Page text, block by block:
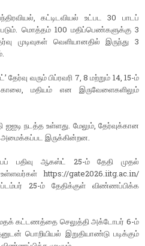
கட்டிடவியல் உட்பட 30 பாடப்
மொத்தம் 100 மதிப்பெண்களுக்கு 3
முடிவுகள் வெளியானதில் இருந்து 3
வரும் பிப்ரவரி 7, 8 மற்றும் 14, 15-ம்
காலை, மதியம் என இருவேளைகளிலும்
ஐஐடி நடத்த உள்ளது. மேலும், தேர்வுக்கான
இருக்கின்றன.
ஆகஸ்ட் 25-ம் தேதி முதல்
https://gate2026.iitg.ac.in/
25-ம் தேதிக்குள் விண்ணப்பிக்க
கட்டணத்தை செலுத்தி அக்டோபர் 6-ம்
பொறியியல் இறுதியாண்டு படிக்கும்